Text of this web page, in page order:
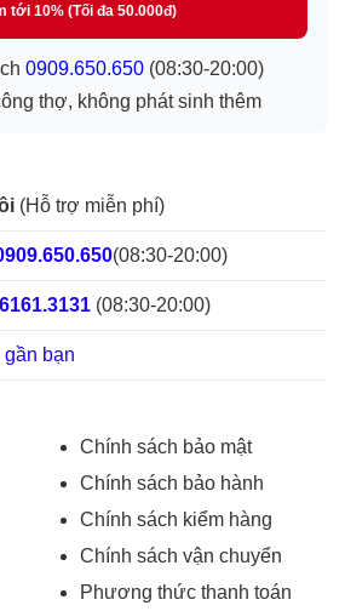
tới 10% (Tối đa 50.000đ)
0909.650.650(08:30-20:00)
thợ, không phát sinh thêm
(Hỗ trợ miễn phí)
(08:30-20:00)
(08:30-20:00)
bạn
Chính sách bảo mật
Chính sách bảo hành
Chính sách kiểm hàng
Chính sách vận chuyển
Phương thức thanh toán